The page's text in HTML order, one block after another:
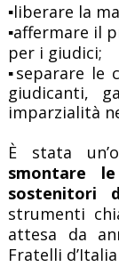
▪️liberare la
▪️affermare il
per i giudici;
▪️separare le
giudicanti,
imparzialità
È stata
smontare
sostenitori
strumenti
attesa da
Fratelli